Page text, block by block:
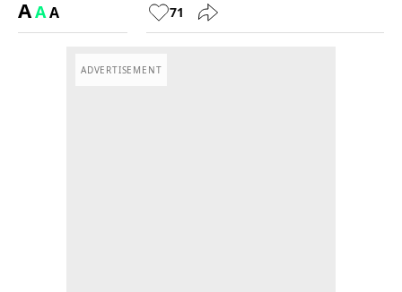
AAA
71
ADVERTISEMENT